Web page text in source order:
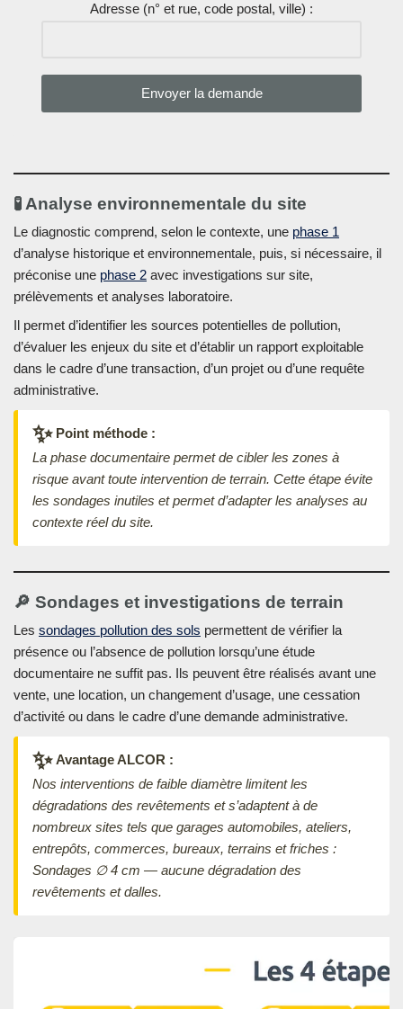
Adresse (n° et rue, code postal, ville) :
🧪 Analyse environnementale du site
Le diagnostic comprend, selon le contexte, une phase 1
d’analyse historique et environnementale, puis, si nécessaire, il
préconise une phase 2 avec investigations sur site,
prélèvements et analyses laboratoire.
Il permet d’identifier les sources potentielles de pollution,
d’évaluer les enjeux du site et d’établir un rapport exploitable
dans le cadre d’une transaction, d’un projet ou d’une requête
administrative.
✨ Point méthode :
La phase documentaire permet de cibler les zones à
risque avant toute intervention de terrain. Cette étape évite
les sondages inutiles et permet d’adapter les analyses au
contexte réel du site.
🔎 Sondages et investigations de terrain
Les sondages pollution des sols permettent de vérifier la
présence ou l’absence de pollution lorsqu’une étude
documentaire ne suffit pas. Ils peuvent être réalisés avant une
vente, une location, un changement d’usage, une cessation
d’activité ou dans le cadre d’une demande administrative.
✨ Avantage ALCOR :
Nos interventions de faible diamètre limitent les
dégradations des revêtements et s’adaptent à de
nombreux sites tels que garages automobiles, ateliers,
entrepôts, commerces, bureaux, terrains et friches :
Sondages ∅ 4 cm — aucune dégradation des
revêtements et dalles.